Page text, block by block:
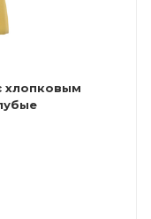
хлопковым